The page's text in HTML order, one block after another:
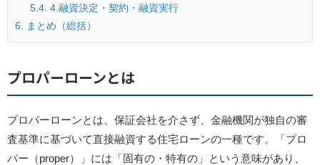
5.4. 4.融資決定・契約・融資実行
6.
まとめ（総括）
プロパーローンとは
プロパーローンとは、保証会社を介さず、金融機関が独自の審
査基準に基づいて直接融資する住宅ローンの一種です。「プロ
パー（proper）」には「固有の・特有の」という意味があり、